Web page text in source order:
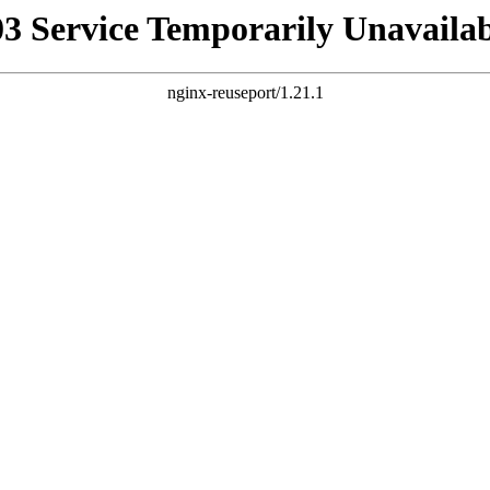
Service Temporarily
nginx-reuseport/1.21.1